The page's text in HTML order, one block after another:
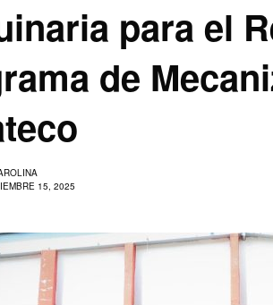
para el
de
15, 2025